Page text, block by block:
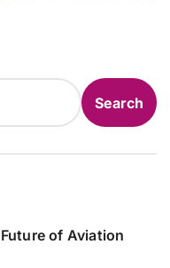
Search
of Aviation